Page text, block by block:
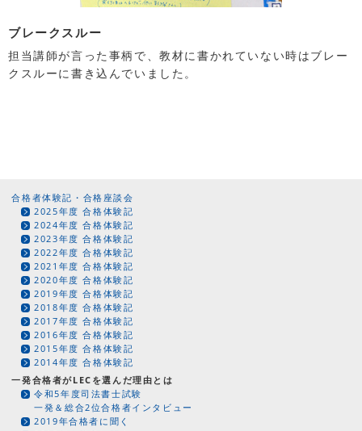
ブレークスルー
担当講師が言った事柄で、教材に書かれていない時はブレー
クスルーに書き込んでいました。
合格者体験記・合格座談会
2025年度 合格体験記
2024年度 合格体験記
2023年度 合格体験記
2022年度 合格体験記
2021年度 合格体験記
2020年度 合格体験記
2019年度 合格体験記
2018年度 合格体験記
2017年度 合格体験記
2016年度 合格体験記
2015年度 合格体験記
2014年度 合格体験記
一発合格者がLECを選んだ理由とは
令和5年度司法書士試験
一発＆総合2位合格者インタビュー
2019年合格者に聞く